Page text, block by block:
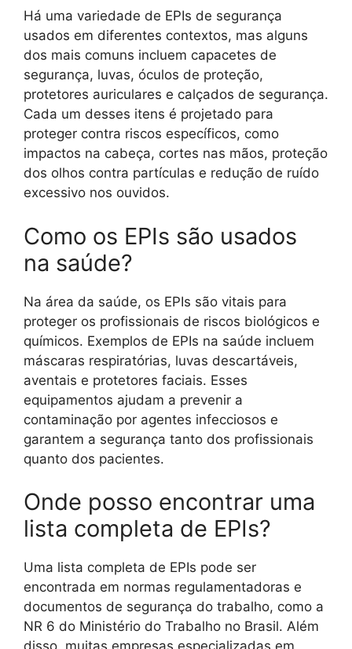
Há uma variedade de EPIs de segurança
usados em diferentes contextos, mas alguns
dos mais comuns incluem capacetes de
segurança, luvas, óculos de proteção,
protetores auriculares e calçados de segurança.
Cada um desses itens é projetado para
proteger contra riscos específicos, como
impactos na cabeça, cortes nas mãos, proteção
dos olhos contra partículas e redução de ruído
excessivo nos ouvidos.
Como os EPIs são usados
na saúde?
Na área da saúde, os EPIs são vitais para
proteger os profissionais de riscos biológicos e
químicos. Exemplos de EPIs na saúde incluem
máscaras respiratórias, luvas descartáveis,
aventais e protetores faciais. Esses
equipamentos ajudam a prevenir a
contaminação por agentes infecciosos e
garantem a segurança tanto dos profissionais
quanto dos pacientes.
Onde posso encontrar uma
lista completa de EPIs?
Uma lista completa de EPIs pode ser
encontrada em normas regulamentadoras e
documentos de segurança do trabalho, como a
NR 6 do Ministério do Trabalho no Brasil. Além